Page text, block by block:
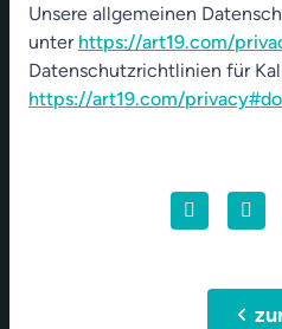
Unsere allgemeinen
unter https://art19.com/
Datenschutzrichtlinien für
https://art19.com/
chevron_left